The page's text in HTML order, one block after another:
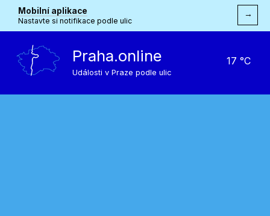
Mobilní aplikace
Nastavte si notifikace podle ulic
→
Praha.online
Události v Praze podle ulic
17 °C